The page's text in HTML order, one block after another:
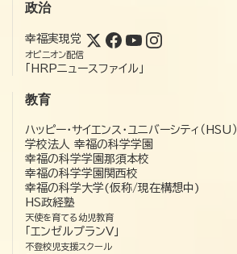
政治
幸福実現党
オピニオン配信
「HRPニュースファイル」
教育
ハッピー・サイエンス・ユニバーシティ（HSU）
学校法人 幸福の科学学園
幸福の科学学園那須本校
幸福の科学学園関西校
幸福の科学大学(仮称/現在構想中)
HS政経塾
天使を育てる幼児教育
「エンゼルプランV」
不登校児支援スクール